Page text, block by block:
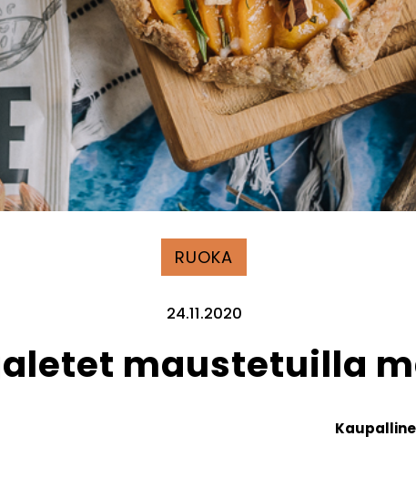
RUOKA
24.11.2020
maustetuilla